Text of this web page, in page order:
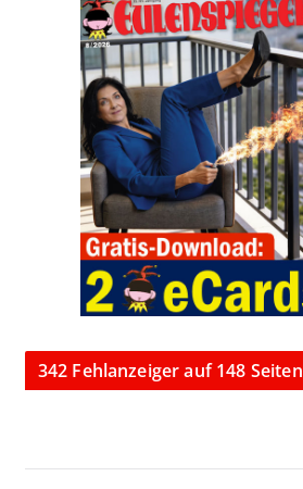
342 Fehlanzeiger auf 148 Seiten